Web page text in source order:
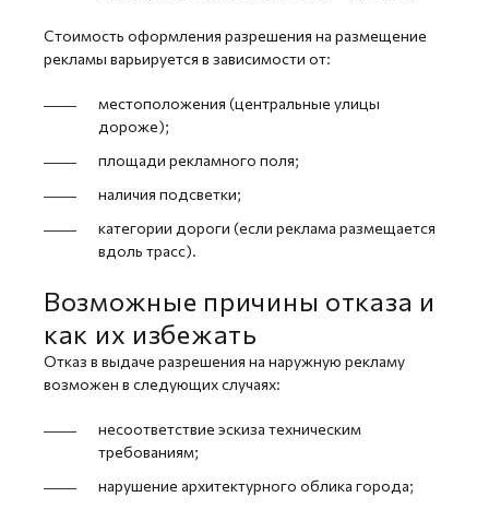
Стоимость оформления разрешения на размещение
рекламы варьируется в зависимости от:
местоположения (центральные улицы
дороже);
площади рекламного поля;
наличия подсветки;
категории дороги (если реклама размещается
вдоль трасс).
Возможные причины отказа и
как их избежать
Отказ в выдаче разрешения на наружную рекламу
возможен в следующих случаях:
несоответствие эскиза техническим
требованиям;
нарушение архитектурного облика города;